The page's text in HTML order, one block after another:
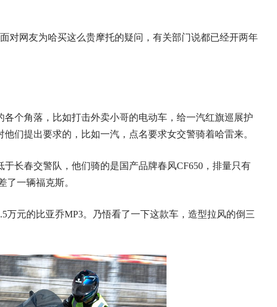
对网友为哈买这么贵摩托的疑问，有关部门说都已经开两年
个角落，比如打击外卖小哥的电动车，给一汽红旗巡展护
们提出要求的，比如一汽，点名要求女交警骑着哈雷来。
长春交警队，他们骑的是国产品牌春风CF650，排量只有
了一辆福克斯。
万元的比亚乔MP3。乃悟看了一下这款车，造型拉风的倒三